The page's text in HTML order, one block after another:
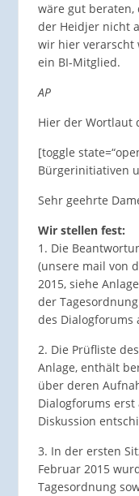
wäre gut
der Heidjer nicht
wir hier verarscht
ein BI-Mitglied.
AP
Hier der Wortlaut
[toggle
Bürgerinitiativen
Sehr geehrte
Wir stellen fest:
1. Die
(unsere mail von
2015, siehe
der
des Dialogforums
2. Die Prüfliste
Anlage, enthält
über deren
Dialogforums erst
Diskussion
3. In der ersten
Februar 2015
Tagesordnung